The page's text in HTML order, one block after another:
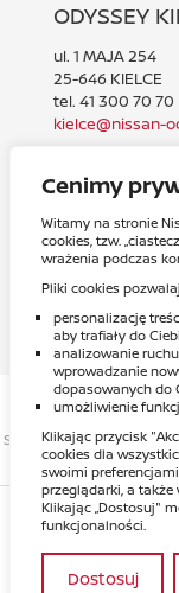
Cenimy
Witamy na stronie
cookies, tzw.
wrażenia podczas
Pliki cookies
personalizację
aby trafiały do
analizowanie
wprowadzanie
dopasowanych do
umożliwienie
Klikając przycisk
cookies dla
swoimi
przeglądarki, a
Klikając „Dostosuj"
funkcjonalności.
Dostosuj
ODYSSEY
ul. 1 MAJA 254
25-646 KIELCE
tel. 41 300 70 70
kielce@nissan-
SERWIS
ul.
03-301
tel. 22 811 80 90
dealer.pl
STRONA GŁÓWNA O NAS
PŁATNOŚCI